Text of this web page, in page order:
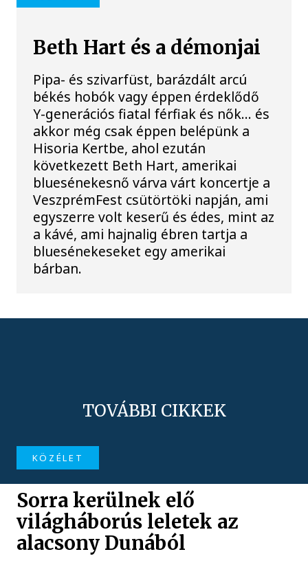
Beth Hart és a démonjai
Pipa- és szivarfüst, barázdált arcú
békés hobók vagy éppen érdeklődő
Y-generációs fiatal férfiak és nők… és
akkor még csak éppen belépünk a
Hisoria Kertbe, ahol ezután
következett Beth Hart, amerikai
bluesénekesnő várva várt koncertje a
VeszprémFest csütörtöki napján, ami
egyszerre volt keserű és édes, mint az
a kávé, ami hajnalig ébren tartja a
bluesénekeseket egy amerikai
bárban.
TOVÁBBI CIKKEK
KÖZÉLET
Sorra kerülnek elő
világháborús leletek az
alacsony Dunából